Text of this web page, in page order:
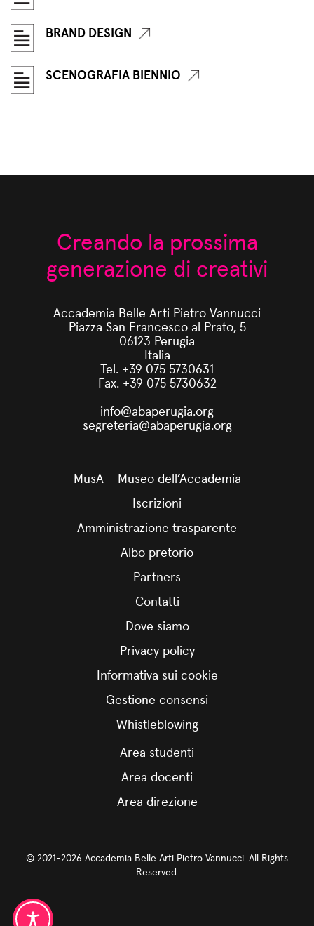
BRAND DESIGN
SCENOGRAFIA BIENNIO
Creando la prossima
generazione di creativi
Accademia Belle Arti Pietro Vannucci
Piazza San Francesco al Prato, 5
06123 Perugia
Italia
Tel. +39 075 5730631
Fax. +39 075 5730632
info@abaperugia.org
segreteria@abaperugia.org
MusA – Museo dell’Accademia
Iscrizioni
Amministrazione trasparente
Albo pretorio
Partners
Contatti
Dove siamo
Privacy policy
Informativa sui cookie
Gestione consensi
Whistleblowing
Area studenti
Area docenti
Area direzione
© 2021-2026 Accademia Belle Arti Pietro Vannucci. All Rights
Reserved.